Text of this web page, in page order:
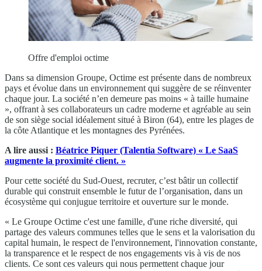
Offre d'emploi octime
Dans sa dimension Groupe, Octime est présente dans de nombreux
pays et évolue dans un environnement qui suggère de se réinventer
chaque jour. La société n’en demeure pas moins « à taille humaine
», offrant à ses collaborateurs un cadre moderne et agréable au sein
de son siège social idéalement situé à Biron (64), entre les plages de
la côte Atlantique et les montagnes des Pyrénées.
A lire aussi : Béatrice Piquer (Talentia Software) « Le SaaS
augmente la proximité client. »
Pour cette société du Sud-Ouest, recruter, c’est bâtir un collectif
durable qui construit ensemble le futur de l’organisation, dans un
écosystème qui conjugue territoire et ouverture sur le monde.
« Le Groupe Octime c'est une famille, d'une riche diversité, qui
partage des valeurs communes telles que le sens et la valorisation du
capital humain, le respect de l'environnement, l'innovation constante,
la transparence et le respect de nos engagements vis à vis de nos
clients. Ce sont ces valeurs qui nous permettent chaque jour